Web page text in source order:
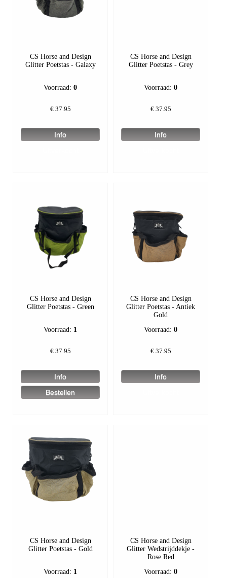
CS Horse and Design
Glitter Poetstas - Galaxy
Voorraad:0
€ 37.95
CS Horse and Design
Glitter Poetstas - Grey
Voorraad:0
€ 37.95
CS Horse and Design
Glitter Poetstas - Green
Voorraad: 1
€ 37.95
CS Horse and Design
Glitter Poetstas - Antiek
Gold
Voorraad:0
€ 37.95
CS Horse and Design
Glitter Poetstas - Gold
Voorraad: 1
CS Horse and Design
Glitter Wedstrijddekje -
Rose Red
Voorraad:0